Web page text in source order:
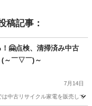
稿記事：
！🤗点検、清掃済み中古
(～￣▽￣)～
7月14日
中古リサイクル家電を販売して